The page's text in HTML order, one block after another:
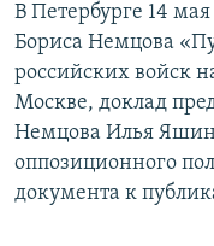
УКРАИНСКАЯ
Все сайты RFE/RL
В Петербурге 14
Бориса Немцова
российских войск
Москве, доклад
Немцова Илья
оппозиционного
документа к